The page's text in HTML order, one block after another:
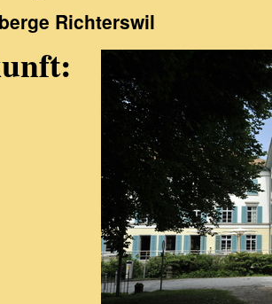
Richterswil